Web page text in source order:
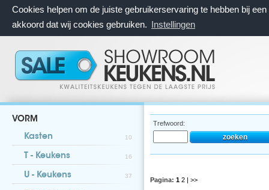
Cookies helpen om de juiste gebruikerservaring te hebben bij
akkoord dat wij cookies gebruiken. Instellingen
VORM
Kasten 10
T - Keukens 16
U - Keukens 37
Trefwoord:
Pagina: 1 2 | >>